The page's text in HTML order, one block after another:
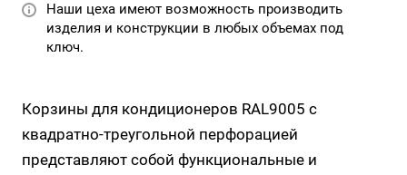
Наши цеха имеют возможность производить
изделия и конструкции в любых объемах под
ключ.
Корзины для кондиционеров RAL9005 с
квадратно-треугольной перфорацией
представляют собой функциональные и